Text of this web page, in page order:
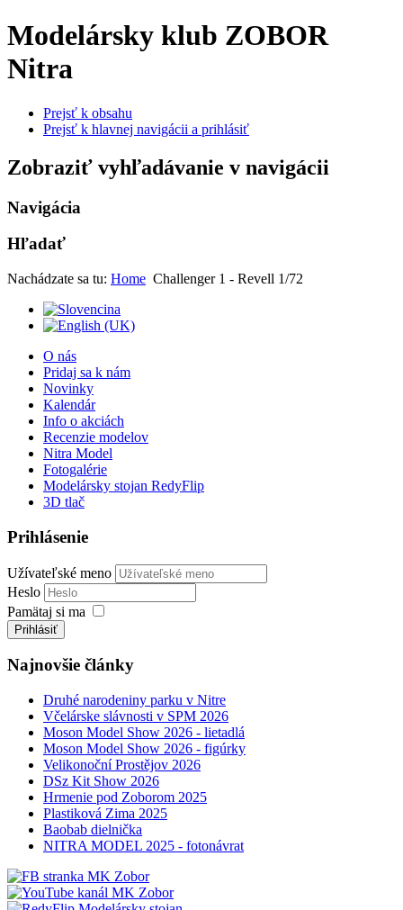
Modelársky klub ZOBOR
Nitra
Prejsť k obsahu
Prejsť k hlavnej navigácii a prihlásiť
Zobraziť vyhľadávanie v navigácii
Navigácia
Hľadať
Nachádzate sa tu: Home Challenger 1 - Revell 1/72
O nás
Pridaj sa k nám
Novinky
Kalendár
Info o akciách
Recenzie modelov
Nitra Model
Fotogalérie
Modelársky stojan RedyFlip
3D tlač
Prihlásenie
Užívateľské meno
Heslo
Pamätaj si ma
Prihlásiť
Najnovšie články
Druhé narodeniny parku v Nitre
Včelárske slávnosti v SPM 2026
Moson Model Show 2026 - lietadlá
Moson Model Show 2026 - figúrky
Velikonoční Prostějov 2026
DSz Kit Show 2026
Hrmenie pod Zoborom 2025
Plastiková Zima 2025
Baobab dielnička
NITRA MODEL 2025 - fotonávrat